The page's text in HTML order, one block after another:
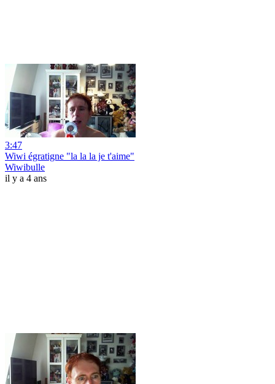
3:47
Wiwi égratigne "la la la je t'aime"
Wiwibulle
il y a 4 ans